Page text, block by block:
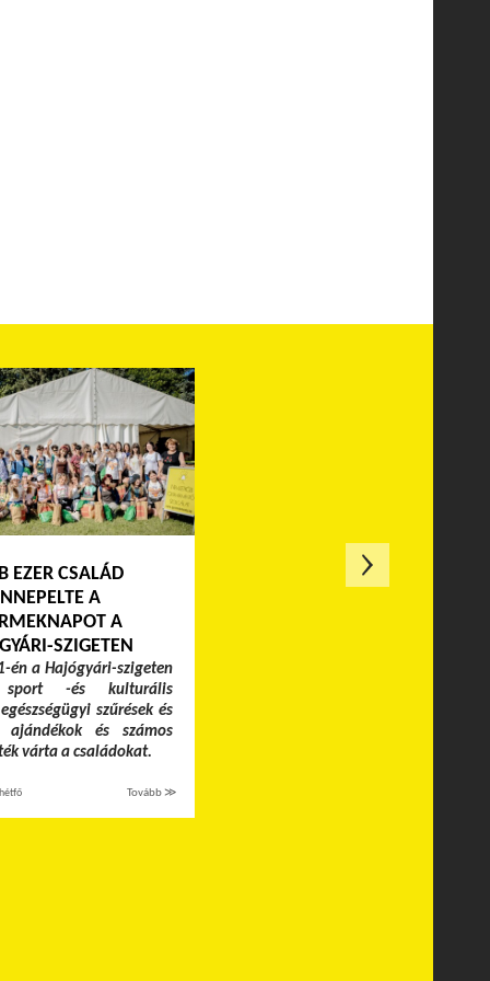
EZER CSALÁD
A
A
SZIGETEN
én a Hajógyári-szigeten
sport -és kulturális
szűrések és
ajándékok és számos
várta a családokat.
Tovább ≫